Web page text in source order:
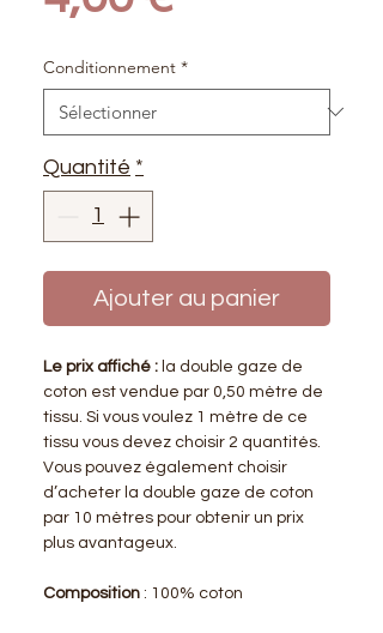
Conditionnement *
Quantité *
Ajouter au panier
Le prix affiché : la double gaze de
coton est vendue par 0,50 mètre de
tissu. Si vous voulez 1 mètre de ce
tissu vous devez choisir 2 quantités.
Vous pouvez également choisir
d’acheter la double gaze de coton
par 10 mètres pour obtenir un prix
plus avantageux.
Composition : 100% coton